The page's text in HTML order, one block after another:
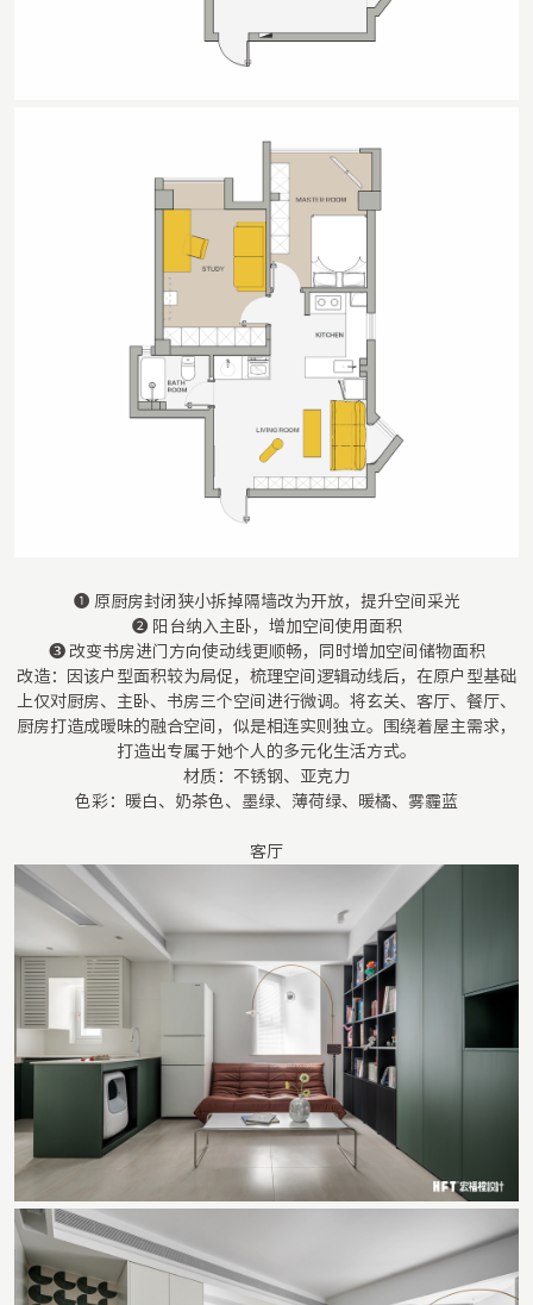
❶ 原厨房封闭狭小拆掉隔墙改为开放，提升空间采光
❷ 阳台纳入主卧，增加空间使用面积
❸ 改变书房进门方向使动线更顺畅，同时增加空间储物面积
改造：因该户型面积较为局促，梳理空间逻辑动线后，在原户型基础
上仅对厨房、主卧、书房三个空间进行微调。将玄关、客厅、餐厅、
厨房打造成暧昧的融合空间，似是相连实则独立。围绕着屋主需求，
打造出专属于她个人的多元化生活方式。
材质：不锈钢、亚克力
色彩：暖白、奶茶色、墨绿、薄荷绿、暖橘、雾霾蓝
客厅